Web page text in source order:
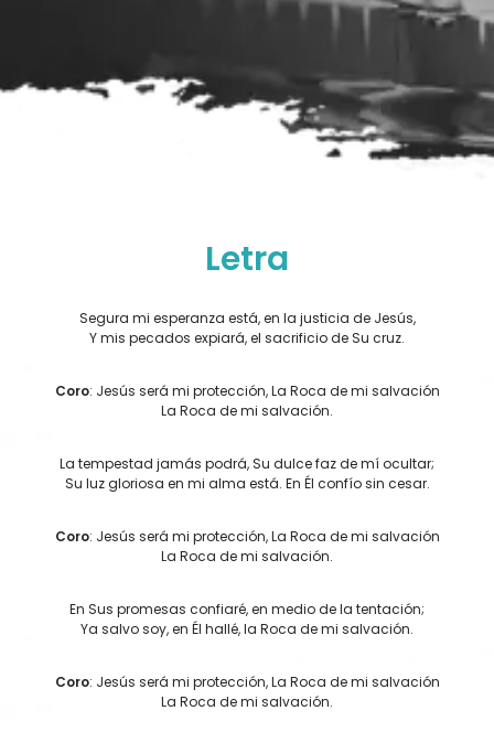
Letra
Segura mi esperanza está, en la justicia de Jesús,
Y mis pecados expiará, el sacrificio de Su cruz.
Coro: Jesús será mi protección, La Roca de mi salvación
La Roca de mi salvación.
La tempestad jamás podrá, Su dulce faz de mí ocultar;
Su luz gloriosa en mi alma está. En Él confío sin cesar.
Coro: Jesús será mi protección, La Roca de mi salvación
La Roca de mi salvación.
En Sus promesas confiaré, en medio de la tentación;
Ya salvo soy, en Él hallé, la Roca de mi salvación.
Coro: Jesús será mi protección, La Roca de mi salvación
La Roca de mi salvación.